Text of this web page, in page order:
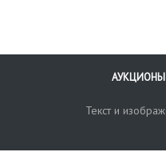
АУКЦИОНЫ
Текст и